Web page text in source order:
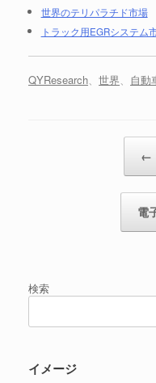
世界のテリパラチド市場
トラック用EGRシステ
QYResearch、 世界、 自動
←
電
検索
イメージ